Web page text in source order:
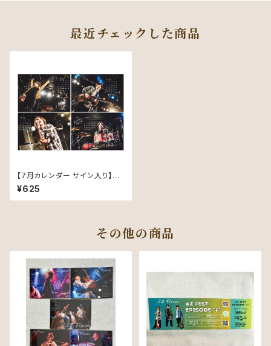
最近チェックした商品
【7月カレンダー サイン入り】AZ
Flavor Photo Calendar July
version
¥625
その他の商品